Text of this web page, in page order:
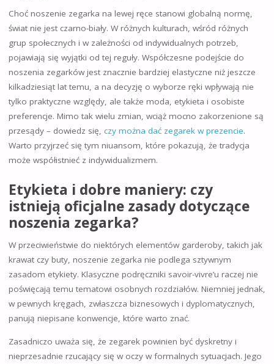
Choć noszenie zegarka na lewej ręce stanowi globalną normę,
świat nie jest czarno-biały. W różnych kulturach, wśród różnych
grup społecznych i w zależności od indywidualnych potrzeb,
pojawiają się wyjątki od tej reguły. Współczesne podejście do
noszenia zegarków jest znacznie bardziej elastyczne niż jeszcze
kilkadziesiąt lat temu, a na decyzję o wyborze ręki wpływają nie
tylko praktyczne względy, ale także moda, etykieta i osobiste
preferencje. Mimo tak wielu zmian, wciąż mocno zakorzenione są
przesądy – dowiedz się, czy można dać zegarek w prezencie.
Warto przyjrzeć się tym niuansom, które pokazują, że tradycja
może współistnieć z indywidualizmem.
Etykieta i dobre maniery: czy
istnieją oficjalne zasady dotyczące
noszenia zegarka?
W przeciwieństwie do niektórych elementów garderoby, takich jak
krawat czy buty, noszenie zegarka nie podlega sztywnym
zasadom etykiety. Klasyczne podręczniki savoir-vivre’u raczej nie
poświęcają temu tematowi osobnych rozdziałów. Niemniej jednak,
w pewnych kręgach, zwłaszcza biznesowych i dyplomatycznych,
panują niepisane konwencje, które warto znać.
Zasadniczo uważa się, że zegarek powinien być dyskretny i
nieprzesadnie rzucający się w oczy w formalnych sytuacjach. Jego